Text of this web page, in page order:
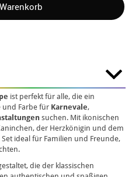
ist perfekt für alle, die ein
und Farbe für Karnevale,
suchen. Mit ikonischen
der Herzkönigin und dem
ideal für Familien und Freunde,
die der klassischen